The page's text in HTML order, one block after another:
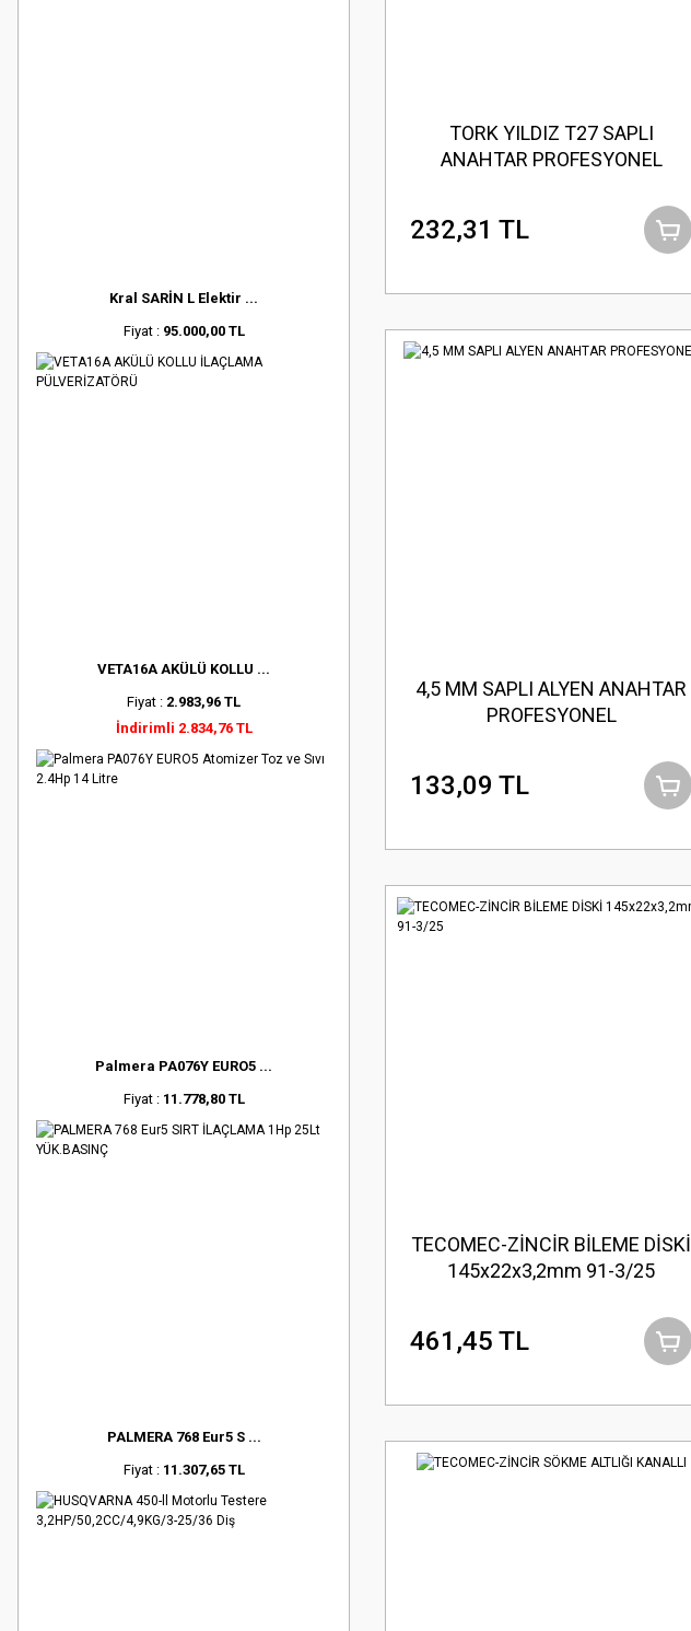
Kral SARİN L Elektir ...
Fiyat : 95.000,00 TL
VETA16A AKÜLÜ KOLLU ...
Fiyat : 2.983,96 TL
İndirimli 2.834,76 TL
Palmera PA076Y EURO5 ...
Fiyat : 11.778,80 TL
PALMERA 768 Eur5 S ...
Fiyat : 11.307,65 TL
TORK YILDIZ T27 SAPLI
ANAHTAR PROFESYONEL
232,31 TL
4,5 MM SAPLI ALYEN ANAHTAR
PROFESYONEL
133,09 TL
TECOMEC-ZİNCİR BİLEME DİSKİ
145x22x3,2mm 91-3/25
461,45 TL